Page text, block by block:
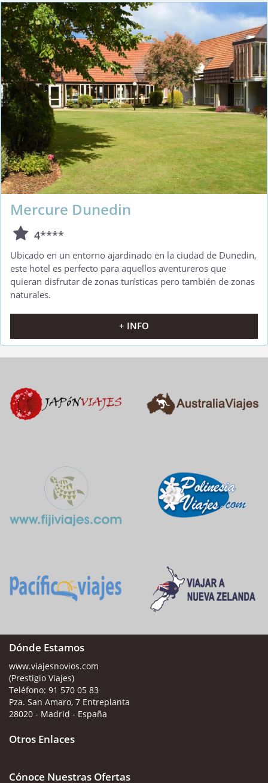
Mercure Dunedin
4****
Ubicado en un entorno ajardinado en la ciudad de Dunedin,
este hotel es perfecto para aquellos aventureros que
quieran disfrutar de zonas turísticas pero también de zonas
naturales.
+ INFO
Dónde Estamos
www.viajesnovios.com
(Prestigio Viajes)
Teléfono: 91 570 05 83
Pza. San Amaro, 7 Entreplanta
28020 - Madrid - España
Otros Enlaces
Cónoce Nuestras Ofertas